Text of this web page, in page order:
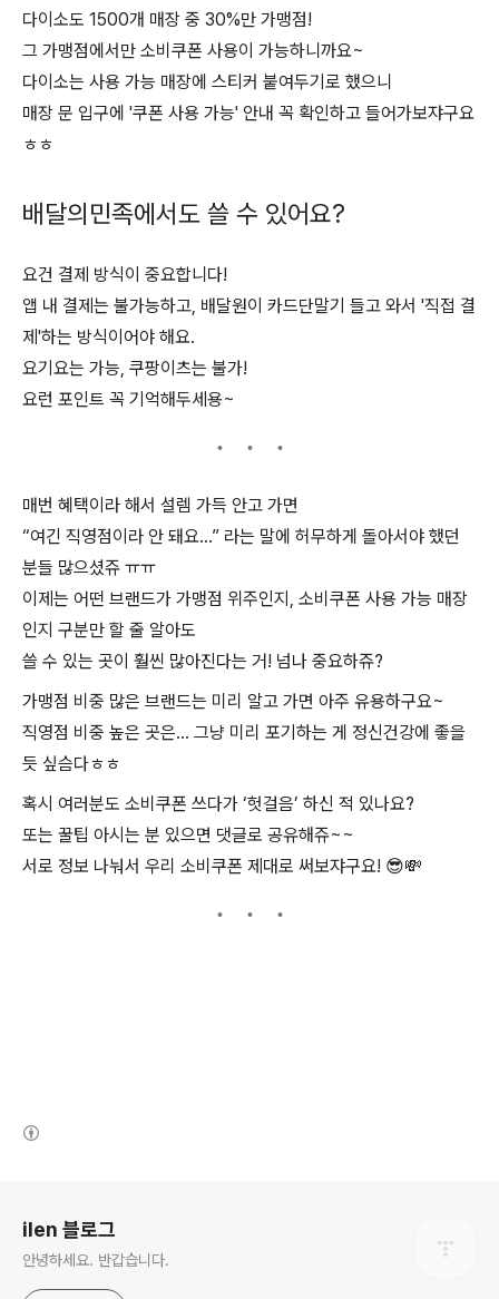
다이소도 1500개 매장 중 30%만 가맹점!
그 가맹점에서만 소비쿠폰 사용이 가능하니까요~
다이소는 사용 가능 매장에 스티커 붙여두기로 했으니
매장 문 입구에 '쿠폰 사용 가능' 안내 꼭 확인하고 들어가보쟈구요
ㅎㅎ
배달의민족에서도 쓸 수 있어요?
요건 결제 방식이 중요합니다!
앱 내 결제는 불가능하고, 배달원이 카드단말기 들고 와서 '직접 결
제'하는 방식이어야 해요.
요기요는 가능, 쿠팡이츠는 불가!
요런 포인트 꼭 기억해두세용~
매번 혜택이라 해서 설렘 가득 안고 가면
“여긴 직영점이라 안 돼요…” 라는 말에 허무하게 돌아서야 했던
분들 많으셨쥬 ㅠㅠ
이제는 어떤 브랜드가 가맹점 위주인지, 소비쿠폰 사용 가능 매장
인지 구분만 할 줄 알아도
쓸 수 있는 곳이 훨씬 많아진다는 거! 넘나 중요하쥬?
가맹점 비중 많은 브랜드는 미리 알고 가면 아주 유용하구요~
직영점 비중 높은 곳은... 그냥 미리 포기하는 게 정신건강에 좋을
듯 싶슴다ㅎㅎ
혹시 여러분도 소비쿠폰 쓰다가 ‘헛걸음’ 하신 적 있나요?
또는 꿀팁 아시는 분 있으면 댓글로 공유해쥬~~
서로 정보 나눠서 우리 소비쿠폰 제대로 써보쟈구요! 😎💸
ilen 블로그
안녕하세요. 반갑습니다.